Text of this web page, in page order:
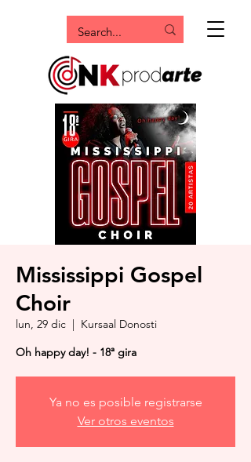
Mississippi Gospel
Choir
lun, 29 dic
  |
Kursaal Donosti
Oh happy day! - 18ª gira
Ya no es posible registrarse
Ver otros eventos